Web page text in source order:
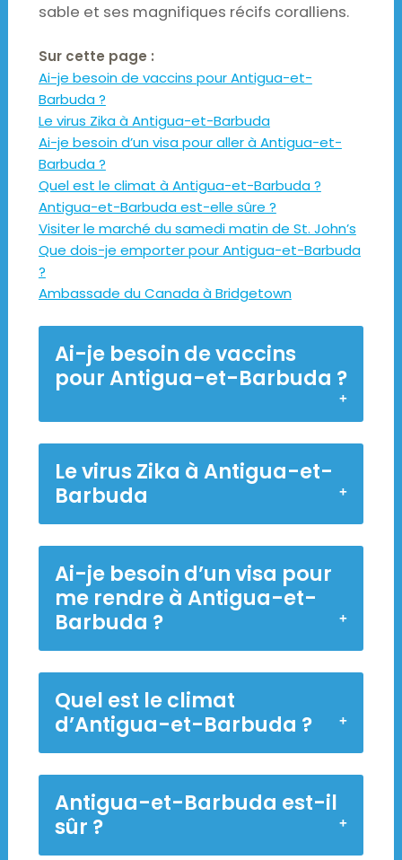
sable et ses magnifiques récifs coralliens.
Sur cette page :
Ai-je besoin de vaccins pour Antigua-et-
Barbuda ?
Le virus Zika à Antigua-et-Barbuda
Ai-je besoin d’un visa pour aller à Antigua-et-
Barbuda ?
Quel est le climat à Antigua-et-Barbuda ?
Antigua-et-Barbuda est-elle sûre ?
Visiter le marché du samedi matin de St. John’s
Que dois-je emporter pour Antigua-et-Barbuda
?
Ambassade du Canada à Bridgetown
Ai-je besoin de vaccins
pour Antigua-et-Barbuda ?
Le virus Zika à Antigua-et-
Barbuda
Ai-je besoin d’un visa pour
me rendre à Antigua-et-
Barbuda ?
Quel est le climat
d’Antigua-et-Barbuda ?
Antigua-et-Barbuda est-il
sûr ?